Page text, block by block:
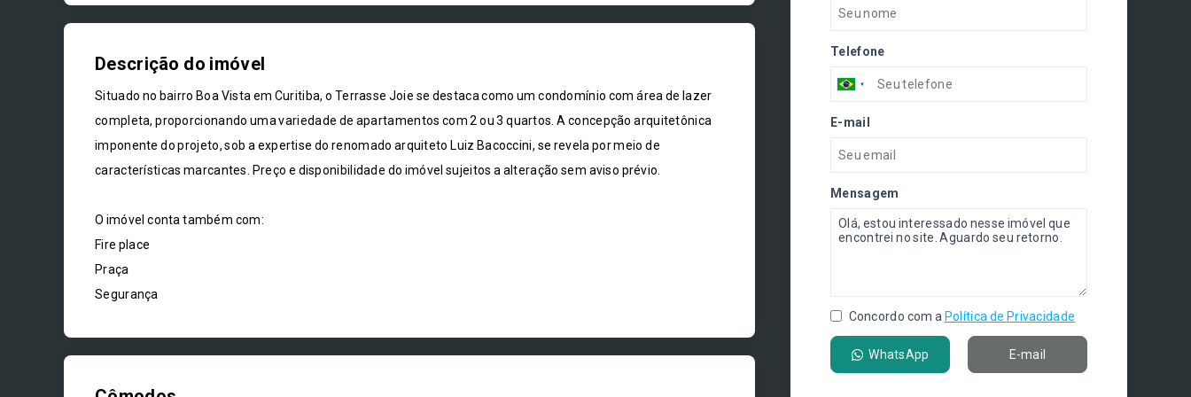
Descrição do imóvel
Situado no bairro Boa Vista em Curitiba, o Terrasse Joie se destaca como um condomínio com área de lazer
completa, proporcionando uma variedade de apartamentos com 2 ou 3 quartos. A concepção arquitetônica
imponente do projeto, sob a expertise do renomado arquiteto Luiz Bacoccini, se revela por meio de
características marcantes. Preço e disponibilidade do imóvel sujeitos a alteração sem aviso prévio.
O imóvel conta também com:
Fire place
Praça
Segurança
Telefone
E-mail
Mensagem
Concordo com a Política de Privacidade
WhatsApp E-mail